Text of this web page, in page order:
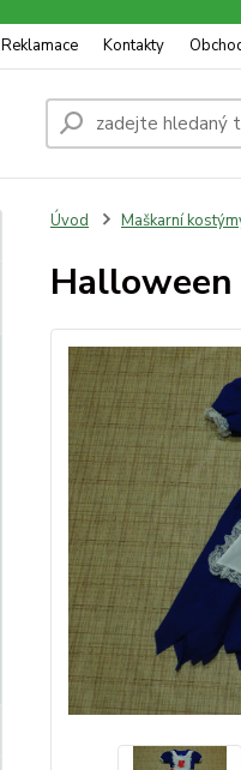
Reklamace Kontakty
Úvod Maškarní